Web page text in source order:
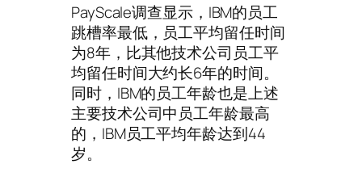
PayScale调查显示，IBM的员工
跳槽率最低，员工平均留任时间
为8年，比其他技术公司员工平
均留任时间大约长6年的时间。
同时，IBM的员工年龄也是上述
主要技术公司中员工年龄最高
的，IBM员工平均年龄达到44
岁。